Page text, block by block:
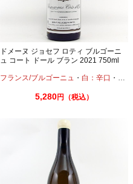
ドメーヌ ジョセフ ロティ ブルゴーニ
ュ コート ドール ブラン 2021 750ml
フランス/ブルゴーニュ ・ 白：辛口 ・ シ
5,280円（税込）